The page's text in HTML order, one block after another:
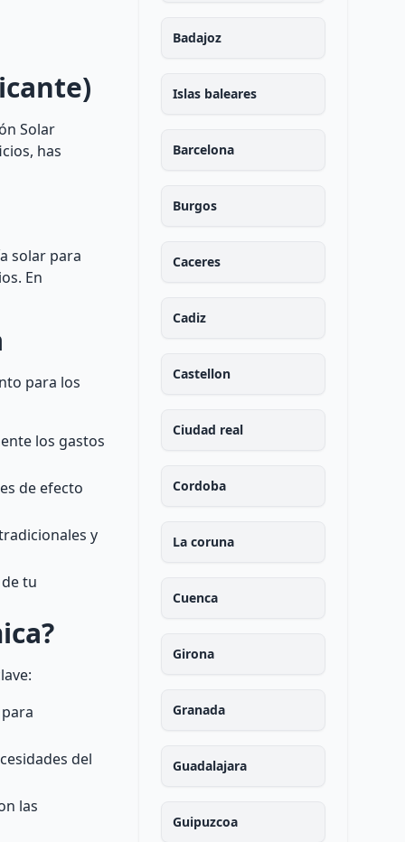
Solar
has
solar para
En
para los
los gastos
de efecto
y
tu
del
las
Badajoz
Islas baleares
Barcelona
Burgos
Caceres
Cadiz
Castellon
Ciudad real
Cordoba
La coruna
Cuenca
Girona
Granada
Guadalajara
Guipuzcoa